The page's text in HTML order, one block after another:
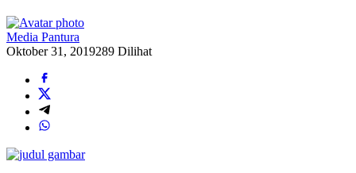
Media Pantura
Oktober 31, 2019289 Dilihat